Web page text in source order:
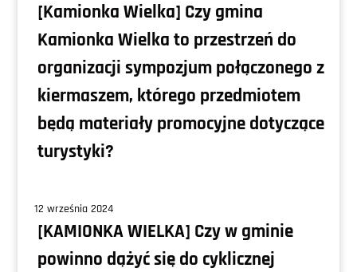
[Kamionka Wielka] Czy gmina
Kamionka Wielka to przestrzeń do
organizacji sympozjum połączonego z
kiermaszem, którego przedmiotem
będą materiały promocyjne dotyczące
turystyki?
12 września 2024
[KAMIONKA WIELKA] Czy w gminie
powinno dążyć się do cyklicznej